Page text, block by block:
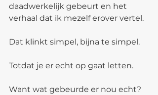
daadwerkelijk gebeurt en het
verhaal dat ik mezelf erover vertel.
Dat klinkt simpel, bijna te simpel.
Totdat je er echt op gaat letten.
Want wat gebeurde er nou echt?